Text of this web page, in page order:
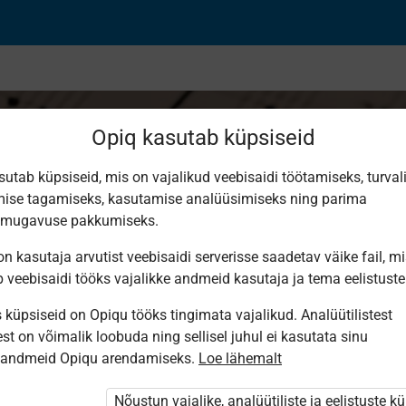
Eesti muusika
II
Opiq kasutab küpsiseid
küpsiseid, mis on vajalikud veebisaidi töötamiseks,
tagamiseks, kasutamise analüüsimiseks ning parima
pakkumiseks.
kasutaja arvutist veebisaidi serverisse saadetav väike fail,
veebisaidi tööks vajalikke andmeid kasutaja ja tema
küpsiseid on Opiqu tööks tingimata vajalikud. Analüütilistest
on võimalik loobuda ning sellisel juhul ei kasutata sinu
Opiqu arendamiseks. Loe lähemalt
Nõustun vajalike, analüütiliste ja eelistuste